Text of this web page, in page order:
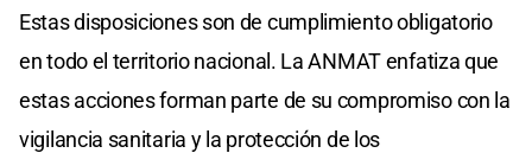
Estas disposiciones son de cumplimiento obligatorio
en todo el territorio nacional. La ANMAT enfatiza que
estas acciones forman parte de su compromiso con la
vigilancia sanitaria y la protección de los